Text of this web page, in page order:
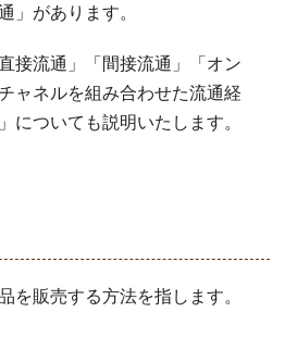
」があります。
接流通」「間接流通」「オン
ャネルを組み合わせた流通経
についても説明いたします。
を販売する方法を指します。